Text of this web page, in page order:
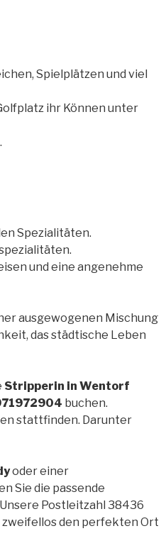
Spielplätzen und viel
ihr Können unter
Spezialitäten.
und eine angenehme
ausgewogenen Mischung
das städtische Leben
Stripperin in Wentorf
buchen.
stattfinden. Darunter
oder einer
Sie die passende
Postleitzahl 38436
zweifellos den perfekten Ort